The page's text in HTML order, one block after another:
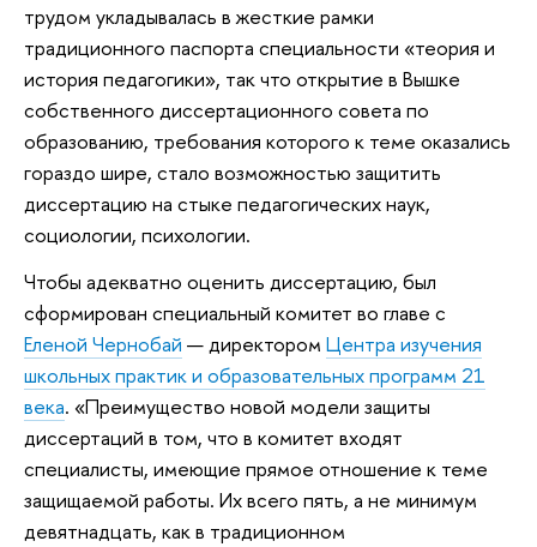
трудом укладывалась в жесткие рамки
традиционного паспорта специальности «теория и
история педагогики», так что открытие в Вышке
собственного диссертационного совета по
образованию, требования которого к теме оказались
гораздо шире, стало возможностью защитить
диссертацию на стыке педагогических наук,
социологии, психологии.
Чтобы адекватно оценить диссертацию, был
сформирован специальный комитет во главе с
Еленой Чернобай — директором Центра изучения
школьных практик и образовательных программ 21
века. «Преимущество новой модели защиты
диссертаций в том, что в комитет входят
специалисты, имеющие прямое отношение к теме
защищаемой работы. Их всего пять, а не минимум
девятнадцать, как в традиционном